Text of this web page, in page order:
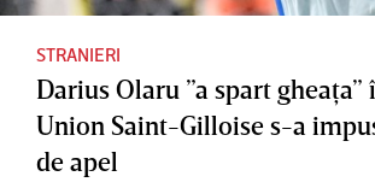
STRANIERI
Darius Olaru ”a spart gheaţa”
Union Saint-Gilloise s-a
de apel